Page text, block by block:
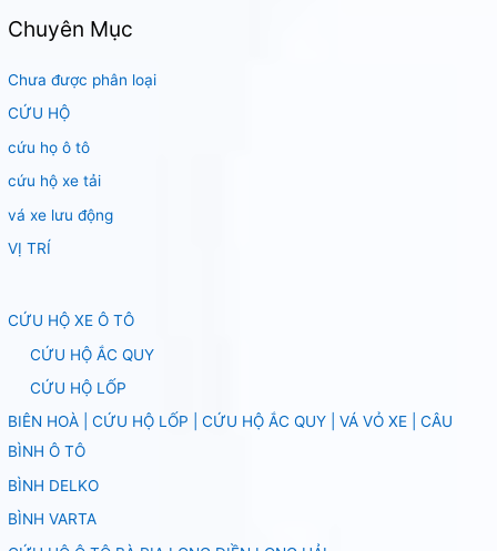
Chuyên Mục
Chưa được phân loại
CỨU HỘ
cứu họ ô tô
cứu hộ xe tải
vá xe lưu động
VỊ TRÍ
CỨU HỘ XE Ô TÔ
CỨU HỘ ẮC QUY
CỨU HỘ LỐP
BIÊN HOÀ | CỨU HỘ LỐP | CỨU HỘ ẮC QUY | VÁ VỎ XE | CÂU
BÌNH Ô TÔ
BÌNH DELKO
BÌNH VARTA